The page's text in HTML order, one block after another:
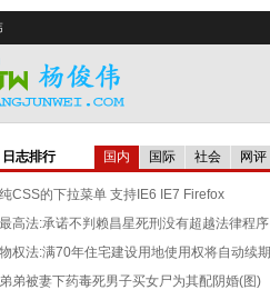
日志排行 国内 国际 社会 网评
纯CSS的下拉菜单 支持IE6 IE7 Firefox
最高法:承诺不判赖昌星死刑没有超越法律程序
物权法:满70年住宅建设用地使用权将自动续期
弟弟被妻下药毒死男子买女尸为其配阴婚(图)